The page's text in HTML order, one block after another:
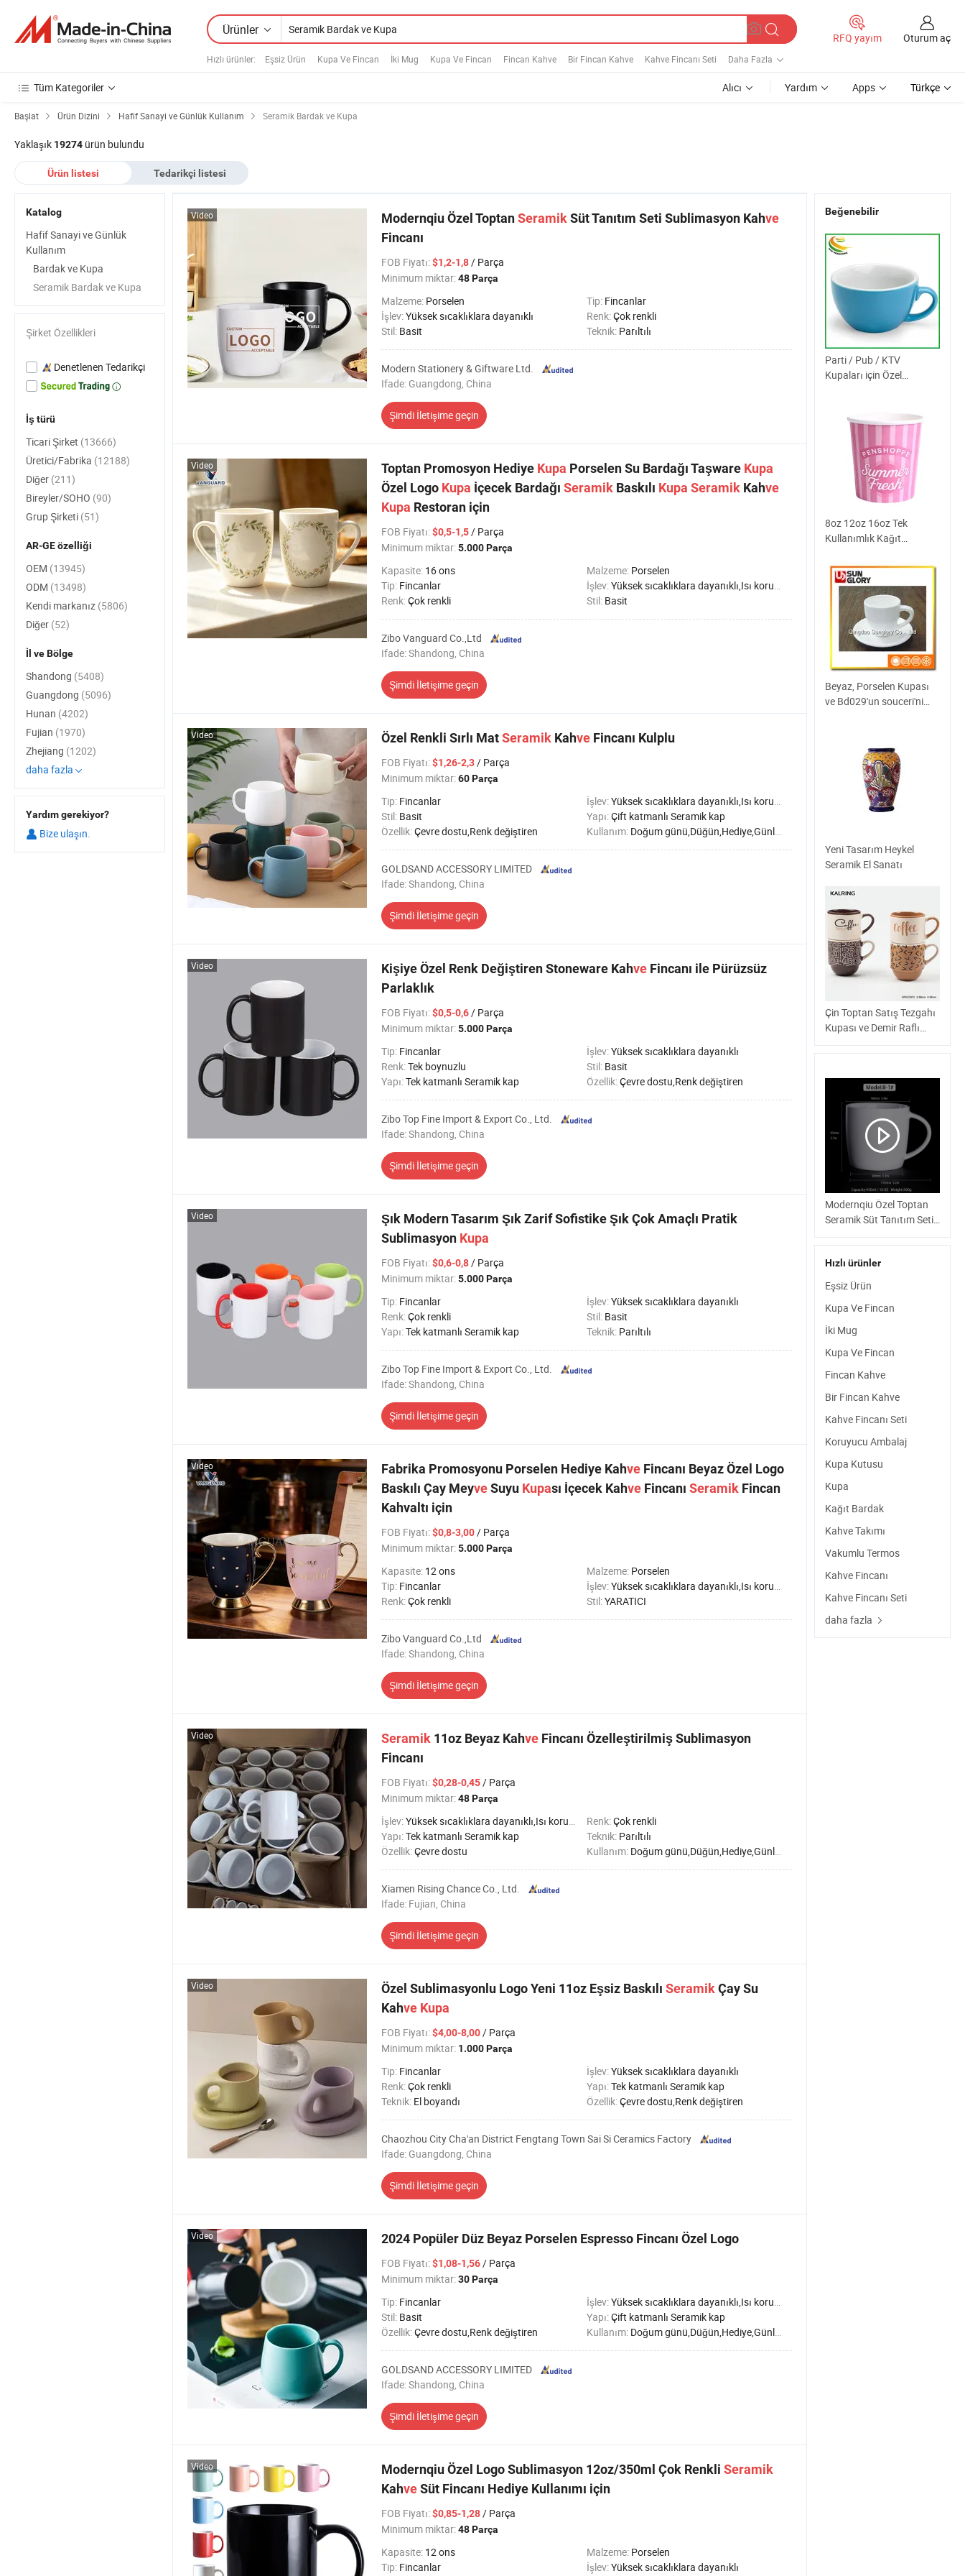
Ürünler
Hızlı ürünler: Eşsiz Ürün Kupa Ve Fincan İki Mug Kupa Ve Fincan Fincan Kahve Bir Fincan Kahve Kahve Fincanı Seti Daha Fazla
RFQ yayım Oturum aç
Tüm Kategoriler Alıcı Yardım Apps Türkçe
Başlat Ürün Dizini Hafif Sanayi ve Günlük Kullanım Seramik Bardak ve Kupa
Yaklaşık 19274 ürün bulundu
Ürün listesi Tedarikçi listesi
Modernqiu Özel ToptanSeramikSüt Tanıtım Seti Sublimasyon Kahve
Fincanı
FOB Fiyatı:$1,2-1,8/ Parça
Minimum miktar:48 Parça
Malzeme: Porselen Tip: Fincanlar
İşlev:Yüksek sıcaklıklara dayanıklı Renk:Çok renkli
Stil: Basit Teknik: Parıltılı
Modern Stationery & Giftware Ltd.
Ifade: Guangdong, China
Şimdi İletişime geçin
Video
Toptan Promosyon Hediye Kupa Porselen Su Bardağı Taşware Kupa
Özel Logo Kupa İçecek Bardağı Seramik Baskılı Kupa Seramik Kahve
Kupa Restoran için
FOB Fiyatı:$0,5-1,5/ Parça
Minimum miktar:5.000 Parça
Kapasite: 16 ons Malzeme: Porselen
Tip: Fincanlar İşlev:Yüksek sıcaklıklara dayanıklı,Isı koruması,Sağlık Hizmetleri
Renk:Çok renkli Stil: Basit
Zibo Vanguard Co.,Ltd
Ifade: Shandong, China
Şimdi İletişime geçin
Video
Özel Renkli Sırlı MatSeramik Kahve Fincanı Kulplu
FOB Fiyatı:$1,26-2,3/ Parça
Minimum miktar:60 Parça
Tip: Fincanlar İşlev:Yüksek sıcaklıklara dayanıklı,Isı koruması
Stil: Basit Yapı:Çift katmanlı Seramik kap
Özellik:Çevre dostu,Renk değiştiren Kullanım: Doğum günü,Düğün,Hediye,Günlük kullanım
GOLDSAND ACCESSORY LIMITED
Ifade: Shandong, China
Şimdi İletişime geçin
Video
Kişiye Özel Renk Değiştiren Stoneware Kahve Fincanı ile Pürüzsüz
Parlaklık
FOB Fiyatı:$0,5-0,6/ Parça
Minimum miktar:5.000 Parça
Tip: Fincanlar İşlev:Yüksek sıcaklıklara dayanıklı
Renk:Tek boynuzlu Stil: Basit
Yapı:Tek katmanlı Seramik kap Özellik:Çevre dostu,Renk değiştiren
Zibo Top Fine Import & Export Co., Ltd.
Ifade: Shandong, China
Şimdi İletişime geçin
Video
Şık Modern Tasarım Şık Zarif Sofistike Şık Çok Amaçlı Pratik
Sublimasyon Kupa
FOB Fiyatı:$0,6-0,8/ Parça
Minimum miktar:5.000 Parça
Tip: Fincanlar İşlev:Yüksek sıcaklıklara dayanıklı
Renk:Çok renkli Stil: Basit
Yapı:Tek katmanlı Seramik kap Teknik: Parıltılı
Zibo Top Fine Import & Export Co., Ltd.
Ifade: Shandong, China
Şimdi İletişime geçin
Video
Fabrika Promosyonu Porselen Hediye Kahve Fincanı Beyaz Özel Logo
Baskılı Çay MeyveSuyu Kupası İçecek Kahve Fincanı Seramik Fincan
Kahvaltı için
FOB Fiyatı:$0,8-3,00/ Parça
Minimum miktar:5.000 Parça
Kapasite: 12 ons Malzeme: Porselen
Tip: Fincanlar İşlev:Yüksek sıcaklıklara dayanıklı,Isı koruması,Sağlık Hizmetleri
Renk:Çok renkli Stil:YARATICI
Zibo Vanguard Co.,Ltd
Ifade: Shandong, China
Şimdi İletişime geçin
Video
Seramik 11oz Beyaz Kahve Fincanı Özelleştirilmiş Sublimasyon
Fincanı
FOB Fiyatı:$0,28-0,45/ Parça
Minimum miktar:48 Parça
İşlev:Yüksek sıcaklıklara dayanıklı,Isı koruması,Sağlık Hizmetleri Renk:Çok renkli
Yapı:Tek katmanlı Seramik kap Teknik: Parıltılı
Özellik:Çevre dostu Kullanım: Doğum günü,Düğün,Hediye,Günlük kullanım,Promosyon,Sağlık Hizmetleri
Xiamen Rising Chance Co., Ltd.
Ifade: Fujian, China
Şimdi İletişime geçin
Video
Özel Sublimasyonlu Logo Yeni 11oz Eşsiz Baskılı SeramikÇay Su
Kahve Kupa
FOB Fiyatı:$4,00-8,00/ Parça
Minimum miktar: 1.000 Parça
Tip: Fincanlar İşlev:Yüksek sıcaklıklara dayanıklı
Renk:Çok renkli Yapı:Tek katmanlı Seramik kap
Teknik: El boyandı Özellik:Çevre dostu,Renk değiştiren
Chaozhou City Cha'an District Fengtang Town Sai Si Ceramics Factory
Ifade: Guangdong, China
Şimdi İletişime geçin
Video
2024 Popüler Düz Beyaz Porselen Espresso Fincanı Özel Logo
FOB Fiyatı:$1,08-1,56/ Parça
Minimum miktar:30 Parça
Tip: Fincanlar İşlev:Yüksek sıcaklıklara dayanıklı,Isı koruması
Stil: Basit Yapı:Çift katmanlı Seramik kap
Özellik:Çevre dostu,Renk değiştiren Kullanım: Doğum günü,Düğün,Hediye,Günlük kullanım
GOLDSAND ACCESSORY LIMITED
Ifade: Shandong, China
Şimdi İletişime geçin
Video
Modernqiu Özel Logo Sublimasyon 12oz/350ml Çok Renkli Seramik
KahveSüt Fincanı Hediye Kullanımı için
FOB Fiyatı:$0,85-1,28/ Parça
Minimum miktar:48 Parça
Kapasite: 12 ons Malzeme: Porselen
Tip: Fincanlar İşlev:Yüksek sıcaklıklara dayanıklı
Video
Beğenebilir
Parti / Pub / KTV
Kupaları için Özel
8oz 12oz 16oz Tek
Kullanımlık Kağıt
Bardakları Espresso
Bardakları
Beyaz, Porselen Kupası
ve Bd029'un souceri'ni
Yeni Tasarım Heykel
Seramik El Sanatı
Çin Toptan Satış Tezgahı
Kupası ve Demir Raflı
Tezgahlı Kupa Ve Toptan
Satış için Renkli Gıca
Modernqiu Özel Toptan
Seramik Süt Tanıtım Seti
Sublimasyon Kahve
Fincanı
Hızlı ürünler
Eşsiz Ürün
Kupa Ve Fincan
İki Mug
Kupa Ve Fincan
Fincan Kahve
Bir Fincan Kahve
Kahve Fincanı Seti
Koruyucu Ambalaj
Kupa Kutusu
Kupa
Kağıt Bardak
Kahve Takımı
Vakumlu Termos
Kahve Fincanı
Kahve Fincanı Seti
daha fazla
Katalog
Hafif Sanayi ve Günlük
Kullanım
Bardak ve Kupa
Seramik Bardak ve Kupa
Şirket Özellikleri
Denetlenen Tedarikçi
İş türü
Ticari Şirket (13666)
Üretici/Fabrika (12188)
Diğer (211)
Bireyler/SOHO (90)
Grup Şirketi (51)
AR-GE özelliği
OEM (13945)
ODM (13498)
Kendi markanız (5806)
Diğer (52)
İl ve Bölge
Shandong (5408)
Guangdong (5096)
Hunan (4202)
Fujian (1970)
Zhejiang (1202)
daha fazla
Yardım gerekiyor?
Bize ulaşın.